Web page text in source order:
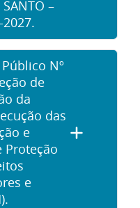
SANTO –
2027.
Nº
de
da
das
e
Proteção
e